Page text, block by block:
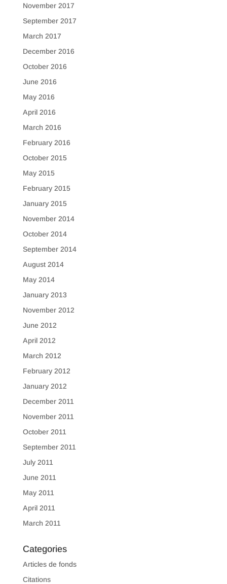
November 2017
September 2017
March 2017
December 2016
October 2016
June 2016
May 2016
April 2016
March 2016
February 2016
October 2015
May 2015
February 2015
January 2015
November 2014
October 2014
September 2014
August 2014
May 2014
January 2013
November 2012
June 2012
April 2012
March 2012
February 2012
January 2012
December 2011
November 2011
October 2011
September 2011
July 2011
June 2011
May 2011
April 2011
March 2011
Categories
Articles de fonds
Citations